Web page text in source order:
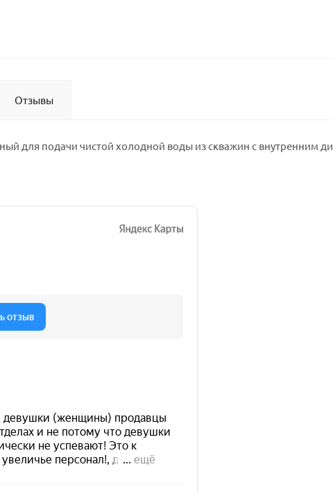
Отзывы
для подачи чистой холодной воды из скважин с внутренним